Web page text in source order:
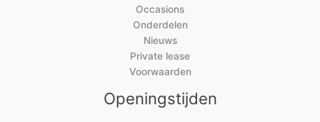
Occasions
Onderdelen
Nieuws
Private lease
Voorwaarden
Openingstijden